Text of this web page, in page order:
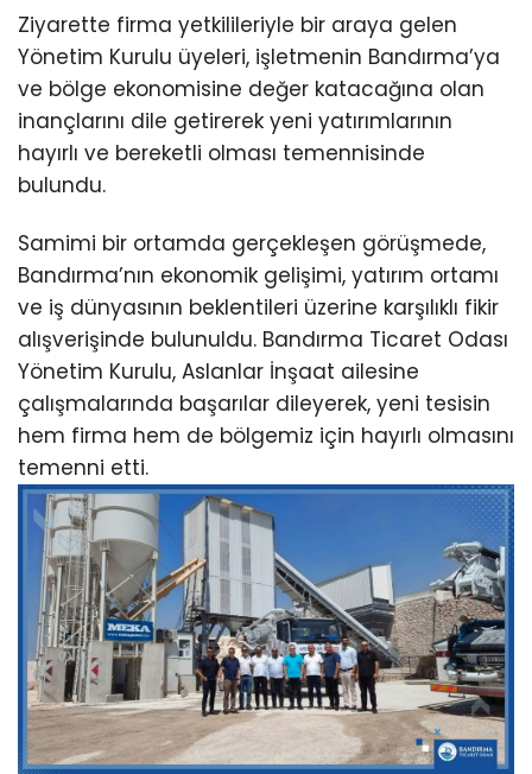
Ziyarette firma yetkilileriyle bir araya gelen
Yönetim Kurulu üyeleri, işletmenin Bandırma’ya
ve bölge ekonomisine değer katacağına olan
inançlarını dile getirerek yeni yatırımlarının
hayırlı ve bereketli olması temennisinde
bulundu.
Samimi bir ortamda gerçekleşen görüşmede,
Bandırma’nın ekonomik gelişimi, yatırım ortamı
ve iş dünyasının beklentileri üzerine karşılıklı fikir
alışverişinde bulunuldu. Bandırma Ticaret Odası
Yönetim Kurulu, Aslanlar İnşaat ailesine
çalışmalarında başarılar dileyerek, yeni tesisin
hem firma hem de bölgemiz için hayırlı olmasını
temenni etti.